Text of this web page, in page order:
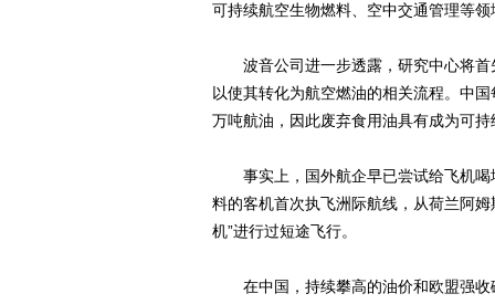
可持续航空生物燃料、空中交通管理等
波音公司进一步透露，研究中心将首
以使其转化为航空燃油的相关流程。中
万吨航油，因此废弃食用油具有成为可
事实上，国外航企早已尝试给飞机喝
料的客机首次执飞洲际航线，从荷兰阿
机”进行过短途飞行。
在中国，持续攀高的油价和欧盟强收